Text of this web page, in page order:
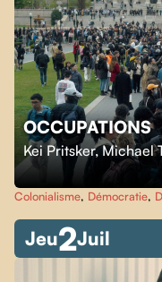
OCCUPATIONS
Kei Pritsker,Michael
Colonialisme, Démocratie,
Jeu2Juil